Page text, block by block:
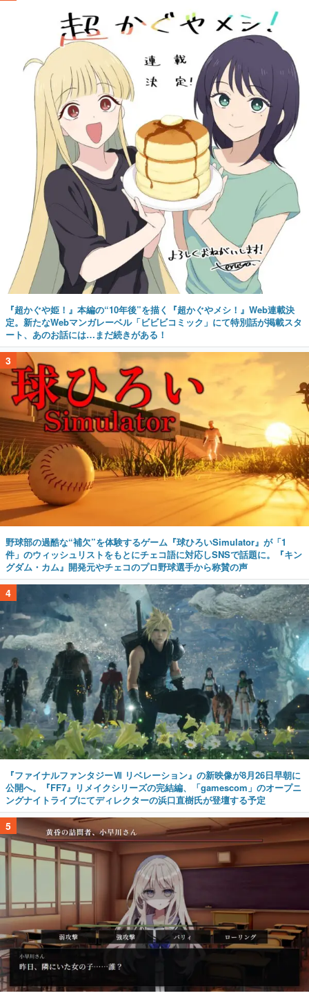
『超かぐや姫！』本編の“10年後”を描く『超かぐやメシ！』Web連載決
定。新たなWebマンガレーベル「ビビビコミック」にて特別話が掲載スタ
ート、あのお話には…まだ続きがある！
3
野球部の過酷な“補欠”を体験するゲーム『球ひろいSimulator』が「1
件」のウィッシュリストをもとにチェコ語に対応しSNSで話題に。『キン
グダム・カム』開発元やチェコのプロ野球選手から称賛の声
4
『ファイナルファンタジーⅦ リベレーション』の新映像が8月26日早朝に
公開へ。『FF7』リメイクシリーズの完結編、「gamescom」のオープニ
ングナイトライブにてディレクターの浜口直樹氏が登壇する予定
5